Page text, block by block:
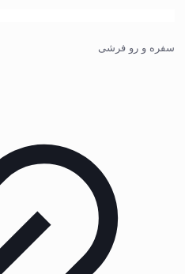
سفره و رو فرشی